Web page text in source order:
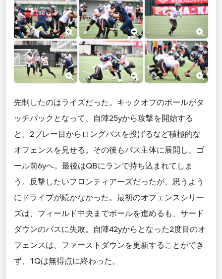
先制したのはライズだった。キックオフのボールがタ
ッチバックとなって、自陣25yから攻撃を開始する
と、2プレー目からロングパスを投げるなど積極的な
オフェンスを見せる。その後もパス主体に展開し、ゴ
ール前6yへ。最後はQBにランで持ち込まれてしま
う。反撃したいフロンティアーズだったが、思うよう
にドライブが続かなかった。最初のオフェンスシリー
ズは、フィールド中央までボールを進めるも、サード
ダウンのパスに失敗。自陣42yからとなった2度目のオ
フェンスは、ファーストダウンを更新することができ
ず、1Qは無得点に終わった。